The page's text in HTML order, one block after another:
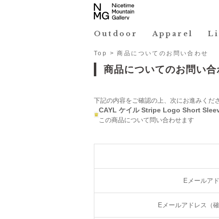
Outdoor Apparel
Top > 商品についてのお問い合わせ
商品についてのお問い合
下記の内容をご確認の上、次にお進みくださ
CAYL ケイル Stripe Logo Short
この商品について問い合わせます
Eメールア
Eメールアドレス（確